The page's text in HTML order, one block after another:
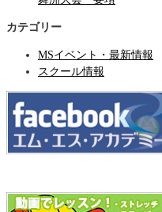
カテゴリー
MSイベント・最新情報
スクール情報